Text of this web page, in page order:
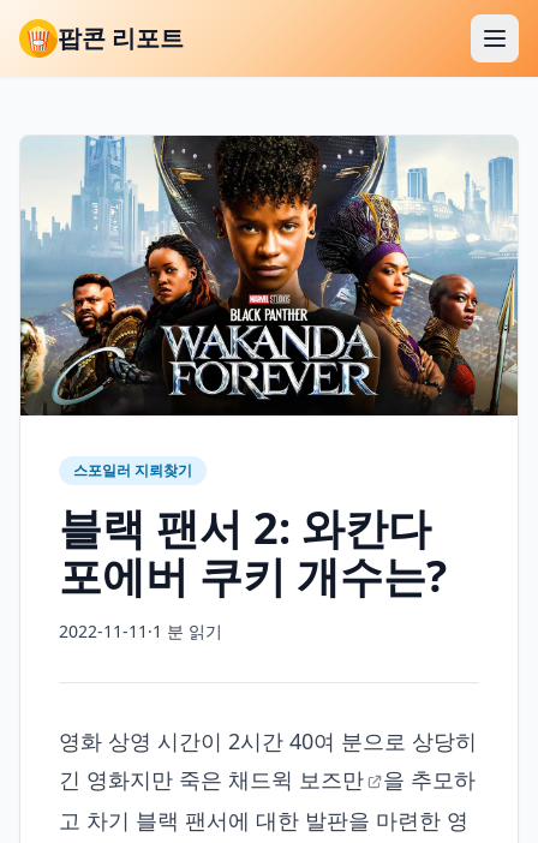
팝콘 리포트
스포일러 지뢰찾기
블랙 팬서 2: 와칸다
포에버 쿠키 개수는?
2022-11-11 ·1 분 읽기
영화 상영 시간이 2시간 40여 분으로 상당히
긴 영화지만 죽은 채드윅 보즈만
을 추모하
고 차기 블랙 팬서에 대한 발판을 마련한 영